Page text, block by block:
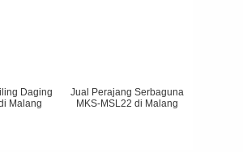
Daging
Malang
Jual Perajang Serbaguna
MKS-MSL22 di Malang